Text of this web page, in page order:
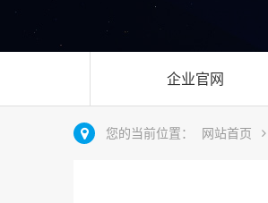
企业官网
您的当前位置： 网站首页